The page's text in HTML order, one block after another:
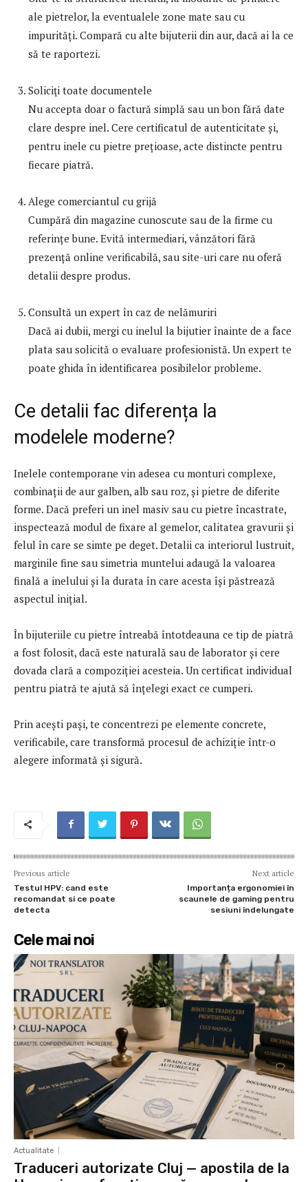
ale pietrelor, la eventualele zone mate sau cu
impurități. Compară cu alte bijuterii din aur, dacă ai la ce
să te raportezi.
Soliciţi toate documentele
Nu accepta doar o factură simplă sau un bon fără date
clare despre inel. Cere certificatul de autenticitate și,
pentru inele cu pietre prețioase, acte distincte pentru
fiecare piatră.
Alege comerciantul cu grijă
Cumpără din magazine cunoscute sau de la firme cu
referințe bune. Evită intermediari, vânzători fără
prezență online verificabilă, sau site-uri care nu oferă
detalii despre produs.
Consultă un expert în caz de nelămuriri
Dacă ai dubii, mergi cu inelul la bijutier înainte de a face
plata sau solicită o evaluare profesionistă. Un expert te
poate ghida în identificarea posibilelor probleme.
Ce detalii fac diferența la
modelele moderne?
Inelele contemporane vin adesea cu monturi complexe,
combinații de aur galben, alb sau roz, și pietre de diferite
forme. Dacă preferi un inel masiv sau cu pietre încastrate,
inspectează modul de fixare al gemelor, calitatea gravurii și
felul în care se simte pe deget. Detalii ca interiorul lustruit,
marginile fine sau simetria muntelui adaugă la valoarea
finală a inelului și la durata în care acesta își păstrează
aspectul inițial.
În bijuteriile cu pietre întreabă întotdeauna ce tip de piatră
a fost folosit, dacă este naturală sau de laborator și cere
dovada clară a compoziției acesteia. Un certificat individual
pentru piatră te ajută să înțelegi exact ce cumperi.
Prin acești pași, te concentrezi pe elemente concrete,
verificabile, care transformă procesul de achiziție într-o
alegere informată și sigură.
Previous article
Testul HPV: cand este
recomandat si ce poate
detecta
Next article
Importanța ergonomiei în
scaunele de gaming pentru
sesiuni îndelungate
Cele mai noi
Actualitate
Traduceri autorizate Cluj — apostila de la